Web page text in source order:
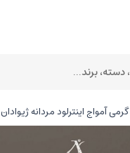
آمواج اینترلود مردانه ژیوادان
برند...